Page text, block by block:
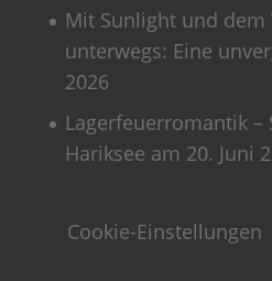
Mit Sunlight und dem
unterwegs: Eine
2026
Lagerfeuerromantik –
Hariksee am 20. Juni
Cookie-Einstellungen